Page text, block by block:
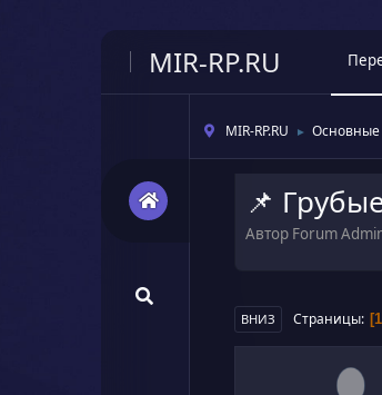
MIR-RP.RU
MIR-RP.RU ► Основные
📌
Автор Forum
ВНИЗ Страницы 1